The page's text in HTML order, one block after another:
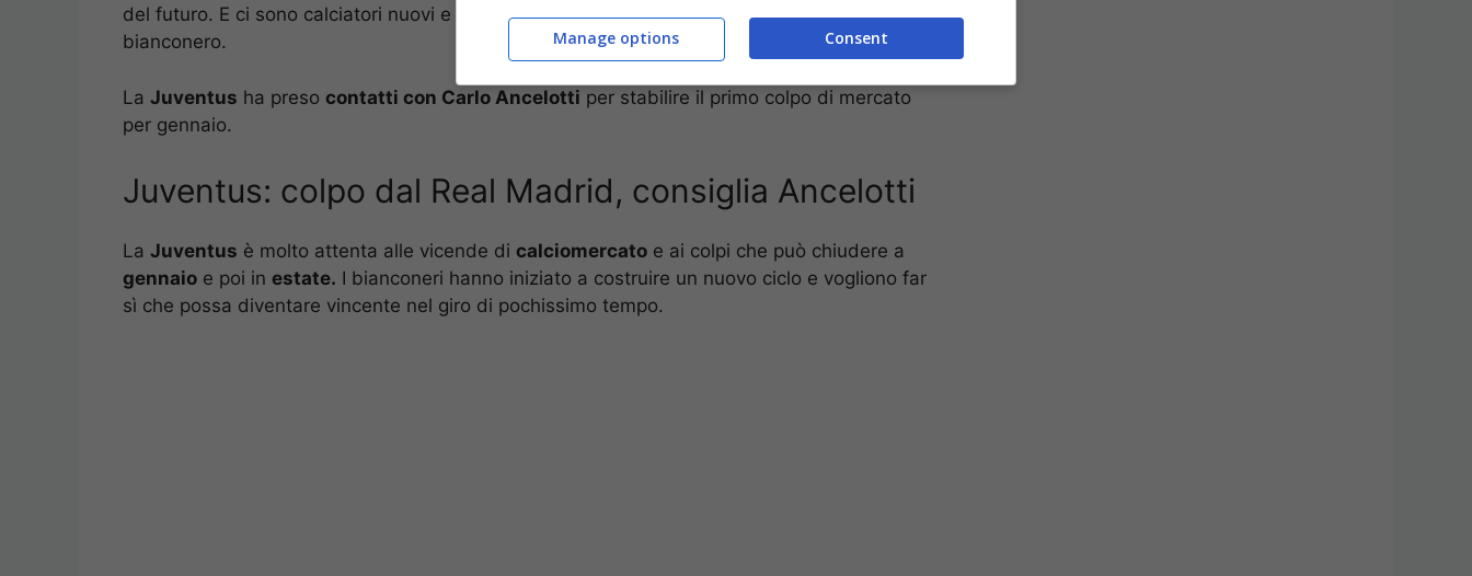
del futuro. E ci sono calciatori nuovi e nuovi allenatori che possono fare al caso del club
bianconero.
La Juventus ha preso contatti con Carlo Ancelotti per stabilire il primo colpo di mercato
per gennaio.
Juventus: colpo dal Real Madrid, consiglia Ancelotti
La Juventus è molto attenta alle vicende di calciomercato e ai colpi che può chiudere a
gennaio e poi in estate. I bianconeri hanno iniziato a costruire un nuovo ciclo e vogliono far
sì che possa diventare vincente nel giro di pochissimo tempo.
Consent
Manage options